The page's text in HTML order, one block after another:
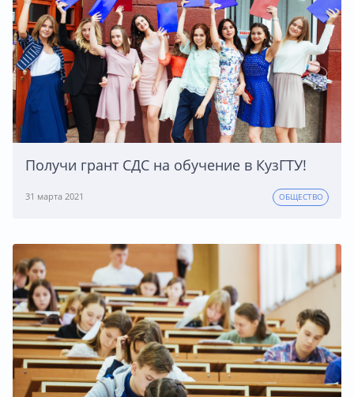
Получи грант СДС на обучение в КузГТУ!
31 марта 2021 ОБЩЕСТВО